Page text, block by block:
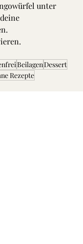
unter
BeilagenDessert
Rezepte